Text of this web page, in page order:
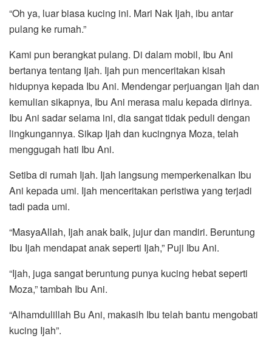
“Oh ya, luar biasa kucing ini. Mari Nak Ijah, ibu antar
pulang ke rumah.”
Kami pun berangkat pulang. Di dalam mobil, Ibu Ani
bertanya tentang Ijah. Ijah pun menceritakan kisah
hidupnya kepada Ibu Ani. Mendengar perjuangan Ijah dan
kemulian sikapnya, Ibu Ani merasa malu kepada dirinya.
Ibu Ani sadar selama ini, dia sangat tidak peduli dengan
lingkungannya. Sikap Ijah dan kucingnya Moza, telah
menggugah hati Ibu Ani.
Setiba di rumah Ijah. Ijah langsung memperkenalkan Ibu
Ani kepada umi. Ijah menceritakan peristiwa yang terjadi
tadi pada umi.
“MasyaAllah, Ijah anak baik, jujur dan mandiri. Beruntung
Ibu Ijah mendapat anak seperti Ijah,” Puji Ibu Ani.
“Ijah, juga sangat beruntung punya kucing hebat seperti
Moza,” tambah Ibu Ani.
“Alhamdulillah Bu Ani, makasih Ibu telah bantu mengobati
kucing Ijah”.